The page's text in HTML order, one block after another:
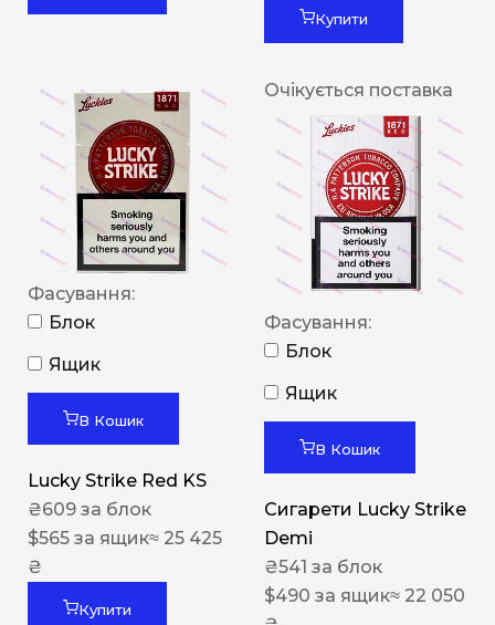
Купити
Фасування:
Блок
Ящик
В Кошик
Lucky Strike Red KS
₴609 за блок
$565 за ящик≈ 25 425
₴
Купити
Очікується поставка
Фасування:
Блок
Ящик
В Кошик
Сигарети Lucky Strike
Demi
₴541 за блок
$490 за ящик≈ 22 050